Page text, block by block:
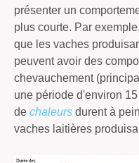
présenter un
plus courte. Par
que les vaches
peuvent avoir des
chevauchement
une période d'environ
de chaleurs durent à
vaches laitières